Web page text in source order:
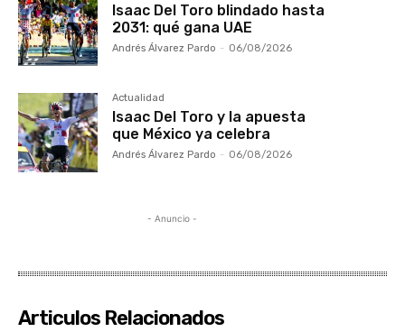
Isaac Del Toro blindado hasta
2031: qué gana UAE
Andrés Álvarez Pardo - 06/08/2026
Actualidad
Isaac Del Toro y la apuesta
que México ya celebra
Andrés Álvarez Pardo - 06/08/2026
- Anuncio -
Articulos Relacionados